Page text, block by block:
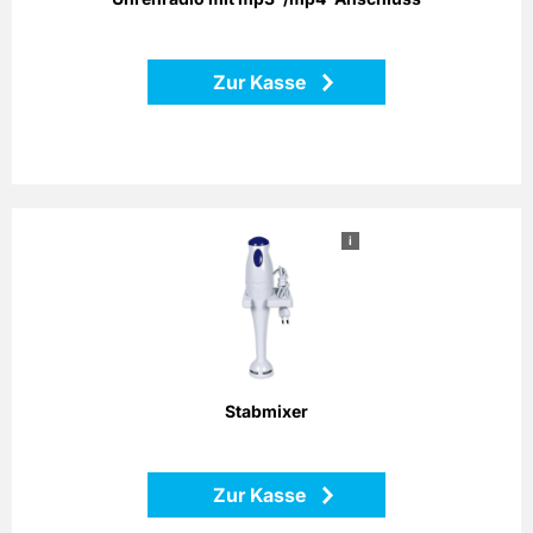
Zur Kasse
i
Stabmixer
Zur Kasse
Das Küchengerät ist universell und flexibel einsetzbar. Egal
ob es sich dabei um Aufgaben wie das Zerkleinern oder
Hacken von Fleisch und Gemüse handelt, oder um das
Quirlen von Saucen, Cremes oder Mayonnaisen, der
Stabmixer liegt Ihnen sicher in der Hand und erledigt seine
Aufgaben. Im Lieferumfang enthalten sind ein 500 ml